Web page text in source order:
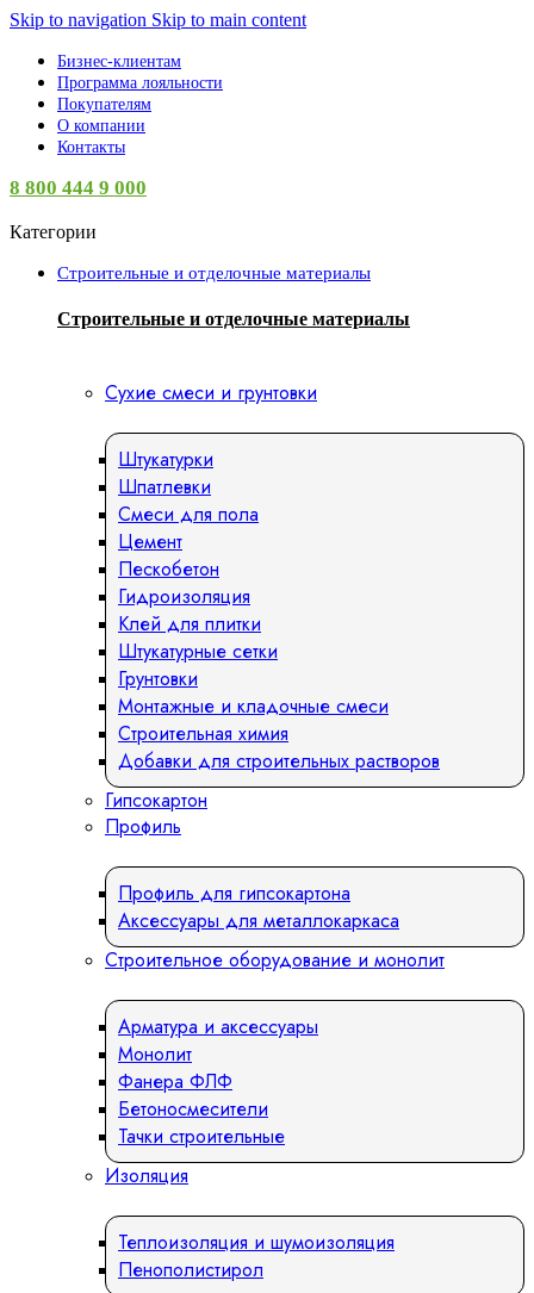
Skip to navigation Skip to main content
Бизнес-клиентам
Программа лояльности
Покупателям
О компании
Контакты
8 800 444 9 000
Категории
Строительные и отделочные материалы
Строительные и отделочные материалы
Сухие смеси и грунтовки
Штукатурки
Шпатлевки
Смеси для пола
Цемент
Пескобетон
Гидроизоляция
Клей для плитки
Штукатурные сетки
Грунтовки
Монтажные и кладочные смеси
Строительная химия
Добавки для строительных растворов
Гипсокартон
Профиль
Профиль для гипсокартона
Аксессуары для металлокаркаса
Строительное оборудование и монолит
Арматура и аксессуары
Монолит
Фанера ФЛФ
Бетоносмесители
Тачки строительные
Изоляция
Теплоизоляция и шумоизоляция
Пенополистирол